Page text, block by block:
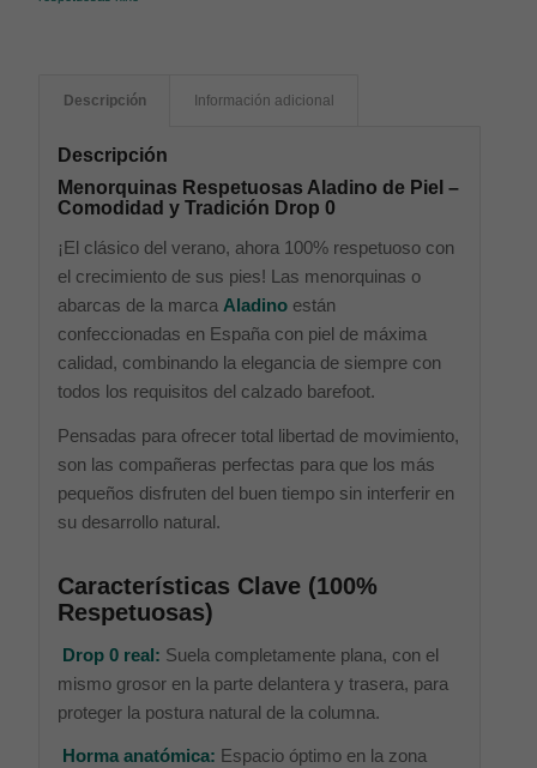
Descripción Información adicional
Descripción
Menorquinas Respetuosas Aladino de Piel –
Comodidad y Tradición Drop 0
¡El clásico del verano, ahora 100% respetuoso con
el crecimiento de sus pies! Las menorquinas o
abarcas de la marca Aladino están
confeccionadas en España con piel de máxima
calidad, combinando la elegancia de siempre con
todos los requisitos del calzado barefoot.
Pensadas para ofrecer total libertad de movimiento,
son las compañeras perfectas para que los más
pequeños disfruten del buen tiempo sin interferir en
su desarrollo natural.
Características Clave (100%
Respetuosas)
Drop 0 real: Suela completamente plana, con el
mismo grosor en la parte delantera y trasera, para
proteger la postura natural de la columna.
Horma anatómica: Espacio óptimo en la zona